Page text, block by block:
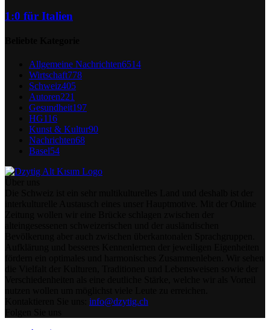
1:0 für Italien
Allgemeine Nachrichten6514
Wirtschaft778
Schweiz405
Autoren221
Gesundheit197
HG116
Kunst & Kultur90
Nachrichten68
Basel54
info@dzytig.ch